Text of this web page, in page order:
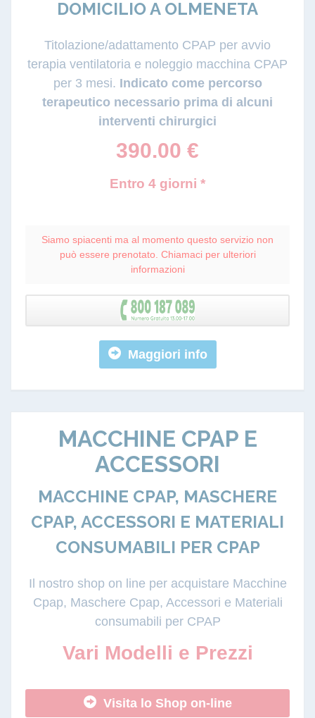
DOMICILIO A OLMENETA
Titolazione/adattamento CPAP per avvio
terapia ventilatoria e noleggio macchina CPAP
per 3 mesi. Indicato come percorso
terapeutico necessario prima di alcuni
interventi chirurgici
390.00 €
Entro 4 giorni *
Siamo spiacenti ma al momento questo servizio non
può essere prenotato. Chiamaci per ulteriori
informazioni
Maggiori info
MACCHINE CPAP E
ACCESSORI
MACCHINE CPAP, MASCHERE
CPAP, ACCESSORI E MATERIALI
CONSUMABILI PER CPAP
Il nostro shop on line per acquistare Macchine
Cpap, Maschere Cpap, Accessori e Materiali
consumabili per CPAP
Vari Modelli e Prezzi
Visita lo Shop on-line